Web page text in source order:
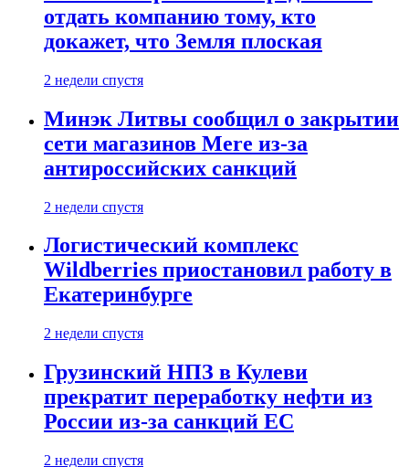
отдать компанию тому, кто
докажет, что Земля плоская
2 недели спустя
Минэк Литвы сообщил о закрытии
сети магазинов Mere из-за
антироссийских санкций
2 недели спустя
Логистический комплекс
Wildberries приостановил работу в
Екатеринбурге
2 недели спустя
Грузинский НПЗ в Кулеви
прекратит переработку нефти из
России из-за санкций ЕС
2 недели спустя